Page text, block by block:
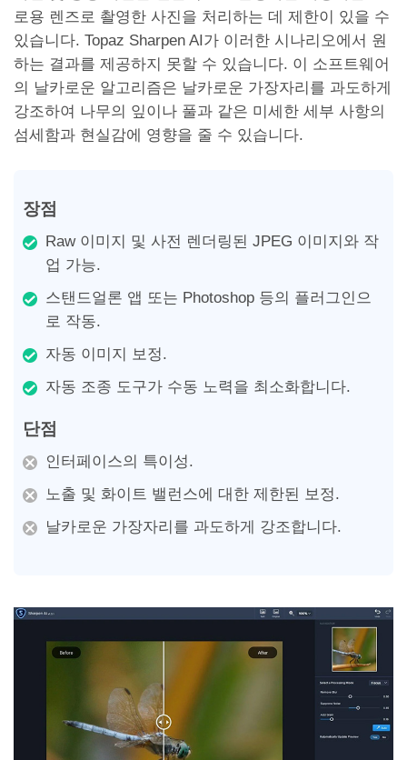
로용 렌즈로 촬영한 사진을 처리하는 데 제한이 있을 수
있습니다. Topaz Sharpen AI가 이러한 시나리오에서 원
하는 결과를 제공하지 못할 수 있습니다. 이 소프트웨어
의 날카로운 알고리즘은 날카로운 가장자리를 과도하게
강조하여 나무의 잎이나 풀과 같은 미세한 세부 사항의
섬세함과 현실감에 영향을 줄 수 있습니다.
장점
Raw 이미지 및 사전 렌더링된 JPEG 이미지와 작
업 가능.
스탠드얼론 앱 또는 Photoshop 등의 플러그인으
로 작동.
자동 이미지 보정.
자동 조종 도구가 수동 노력을 최소화합니다.
단점
인터페이스의 특이성.
노출 및 화이트 밸런스에 대한 제한된 보정.
날카로운 가장자리를 과도하게 강조합니다.